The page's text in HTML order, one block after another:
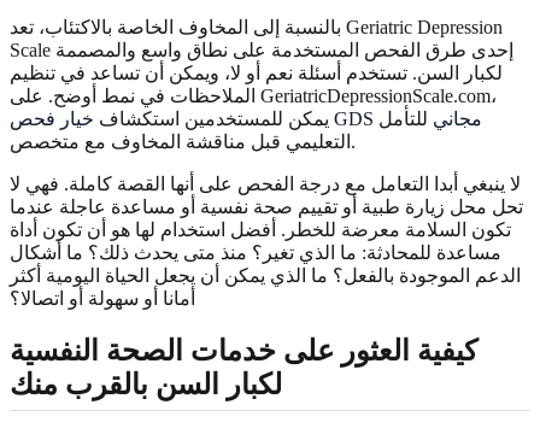
بالنسبة إلى المخاوف الخاصة بالاكتئاب، تعد Geriatric Depression
Scale إحدى طرق الفحص المستخدمة على نطاق واسع والمصممة
لكبار السن. تستخدم أسئلة نعم أو لا، ويمكن أن تساعد في تنظيم
الملاحظات في نمط أوضح. على GeriatricDepressionScale.com،
يمكن للمستخدمين استكشاف
خيار فحص GDS مجاني للتأمل
التعليمي قبل مناقشة المخاوف مع متخصص.
لا ينبغي أبدا التعامل مع درجة الفحص على أنها القصة كاملة. فهي لا
تحل محل زيارة طبية أو تقييم صحة نفسية أو مساعدة عاجلة عندما
تكون السلامة معرضة للخطر. أفضل استخدام لها هو أن تكون أداة
مساعدة للمحادثة: ما الذي تغير؟ منذ متى يحدث ذلك؟ ما أشكال
الدعم الموجودة بالفعل؟ ما الذي يمكن أن يجعل الحياة اليومية أكثر
أمانا أو سهولة أو اتصالا؟
كيفية العثور على خدمات الصحة النفسية
لكبار السن بالقرب منك